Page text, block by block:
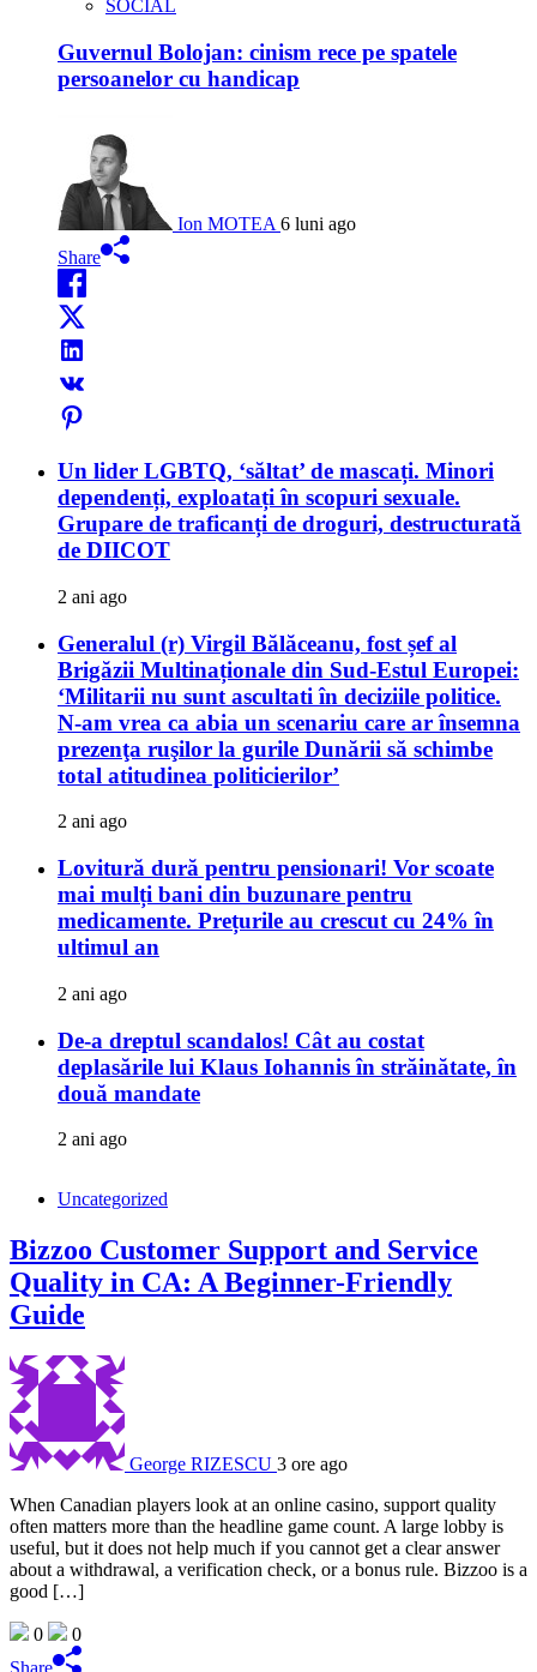
SOCIAL
Guvernul Bolojan: cinism rece pe spatele
persoanelor cu handicap
Ion MOTEA 6 luni ago
Share
Un lider LGBTQ, ‘săltat’ de mascați. Minori
dependenți, exploatați în scopuri sexuale.
Grupare de traficanți de droguri, destructurată
de DIICOT
2 ani ago
Generalul (r) Virgil Bălăceanu, fost șef al
Brigăzii Multinaționale din Sud-Estul Europei:
‘Militarii nu sunt ascultati în deciziile politice.
N-am vrea ca abia un scenariu care ar însemna
prezenţa ruşilor la gurile Dunării să schimbe
total atitudinea politicierilor’
2 ani ago
Lovitură dură pentru pensionari! Vor scoate
mai mulți bani din buzunare pentru
medicamente. Prețurile au crescut cu 24% în
ultimul an
2 ani ago
De-a dreptul scandalos! Cât au costat
deplasările lui Klaus Iohannis în străinătate, în
două mandate
2 ani ago
Uncategorized
Bizzoo Customer Support and Service
Quality in CA: A Beginner-Friendly
Guide
George RIZESCU 3 ore ago
When Canadian players look at an online casino, support quality
often matters more than the headline game count. A large lobby is
useful, but it does not help much if you cannot get a clear answer
about a withdrawal, a verification check, or a bonus rule. Bizzoo is a
good […]
0
0